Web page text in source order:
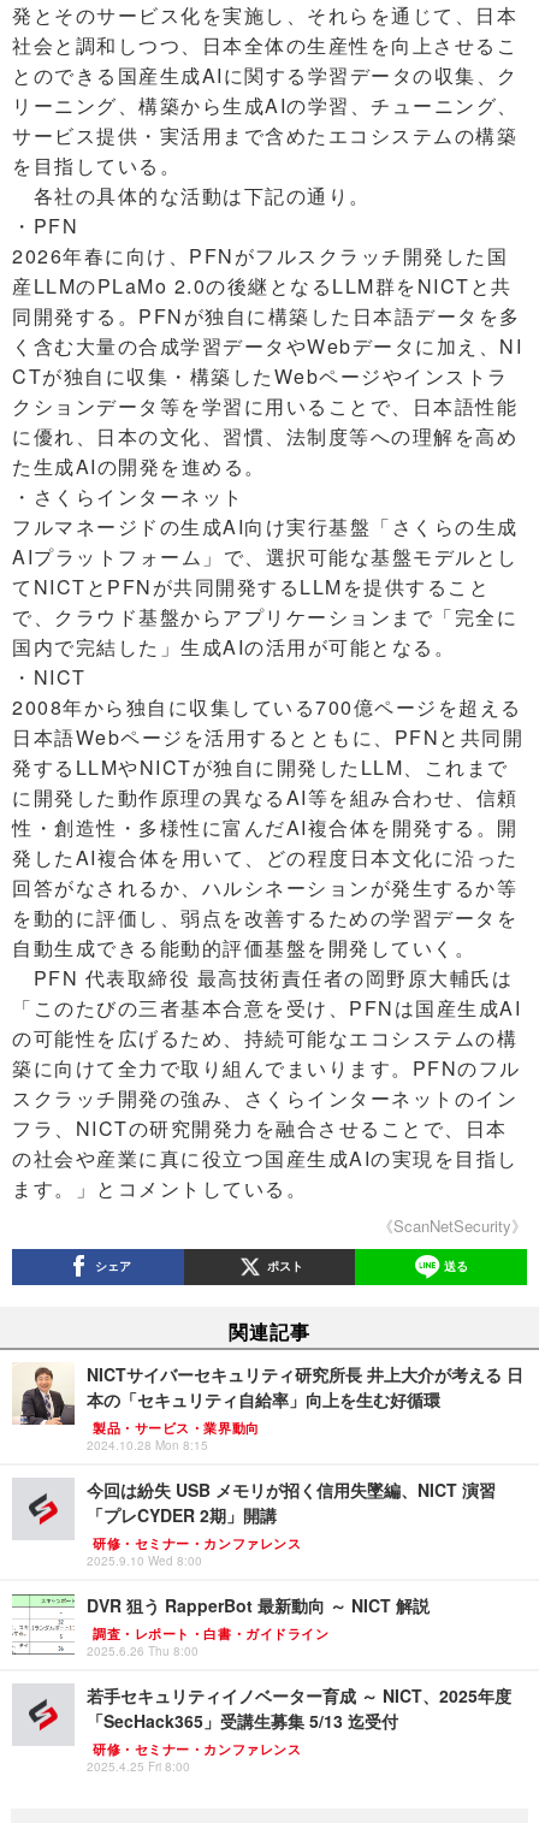
発とそのサービス化を実施し、それらを通じて、日本
社会と調和しつつ、日本全体の生産性を向上させるこ
とのできる国産生成AIに関する学習データの収集、ク
リーニング、構築から生成AIの学習、チューニング、
サービス提供・実活用まで含めたエコシステムの構築
を目指している。
各社の具体的な活動は下記の通り。
・PFN
2026年春に向け、PFNがフルスクラッチ開発した国
産LLMのPLaMo 2.0の後継となるLLM群をNICTと共
同開発する。PFNが独自に構築した日本語データを多
く含む大量の合成学習データやWebデータに加え、NI
CTが独自に収集・構築したWebページやインストラ
クションデータ等を学習に用いることで、日本語性能
に優れ、日本の文化、習慣、法制度等への理解を高め
た生成AIの開発を進める。
・さくらインターネット
フルマネージドの生成AI向け実行基盤「さくらの生成
AIプラットフォーム」で、選択可能な基盤モデルとし
てNICTとPFNが共同開発するLLMを提供すること
で、クラウド基盤からアプリケーションまで「完全に
国内で完結した」生成AIの活用が可能となる。
・NICT
2008年から独自に収集している700億ページを超える
日本語Webページを活用するとともに、PFNと共同開
発するLLMやNICTが独自に開発したLLM、これまで
に開発した動作原理の異なるAI等を組み合わせ、信頼
性・創造性・多様性に富んだAI複合体を開発する。開
発したAI複合体を用いて、どの程度日本文化に沿った
回答がなされるか、ハルシネーションが発生するか等
を動的に評価し、弱点を改善するための学習データを
自動生成できる能動的評価基盤を開発していく。
PFN 代表取締役 最高技術責任者の岡野原大輔氏は
「このたびの三者基本合意を受け、PFNは国産生成AI
の可能性を広げるため、持続可能なエコシステムの構
築に向けて全力で取り組んでまいります。PFNのフル
スクラッチ開発の強み、さくらインターネットのイン
フラ、NICTの研究開発力を融合させることで、日本
の社会や産業に真に役立つ国産生成AIの実現を目指し
ます。」とコメントしている。
《ScanNetSecurity》
シェア ポスト 送る
関連記事
NICTサイバーセキュリティ研究所長 井上大介が考える 日
本の「セキュリティ自給率」向上を生む好循環
製品・サービス・業界動向
2024.10.28 Mon 8:15
今回は紛失 USB メモリが招く信用失墜編、NICT 演習
「プレCYDER 2期」開講
研修・セミナー・カンファレンス
2025.9.10 Wed 8:00
DVR 狙う RapperBot 最新動向 ～ NICT 解説
調査・レポート・白書・ガイドライン
2025.6.26 Thu 8:00
若手セキュリティイノベーター育成 ～ NICT、2025年度
「SecHack365」受講生募集 5/13 迄受付
研修・セミナー・カンファレンス
2025.4.25 Fri 8:00